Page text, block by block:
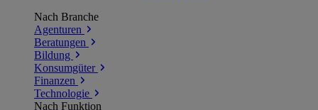
Nach Branche
Agenturen
Beratungen
Bildung
Konsumgüter
Finanzen
Technologie
Nach Funktion